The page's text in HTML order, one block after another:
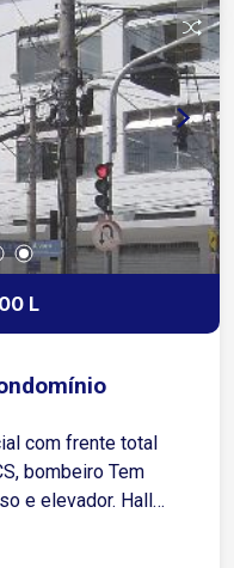
L
com frente total
Tem
elevador. Hall